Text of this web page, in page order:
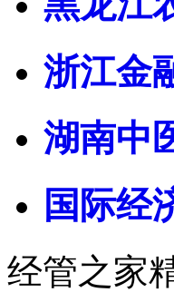
浙江金
湖南中
国际经
经管之家